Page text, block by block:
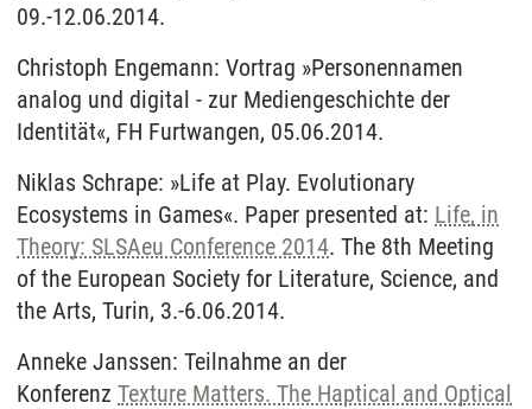
09.-12.06.2014.
Christoph Engemann: Vortrag »Personennamen
analog und digital - zur Mediengeschichte der
Identität«, FH Furtwangen, 05.06.2014.
Niklas Schrape: »Life at Play. Evolutionary
Ecosystems in Games«. Paper presented at: Life, in
Theory: SLSAeu Conference 2014. The 8th Meeting
of the European Society for Literature, Science, and
the Arts, Turin, 3.-6.06.2014.
Anneke Janssen: Teilnahme an der
Konferenz Texture Matters. The Haptical and Optical